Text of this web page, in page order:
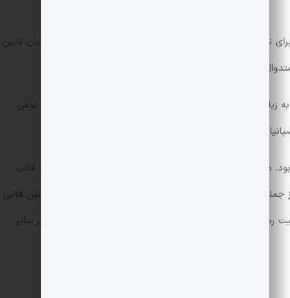
توضیح زبانی عامیانه و کوچه‌بازاری در فرانسه و متضاد با زبان لاتین
بود.
زبان رومی، چارچوب رمان را تشکیل داده بودند. زبانی که به نوعی
رومانیایی و پرتغالی بود.
مضمونی که توانست بعدها با حضور در قالب داستانی، یک قالب
جمله افرادی بودند که برای اولین بار به صورت تخصصی در چنین قالبی
رمان‌ها، این قالب به شکوفایی رسید و نوشتن رمان کم‌کم در سایر